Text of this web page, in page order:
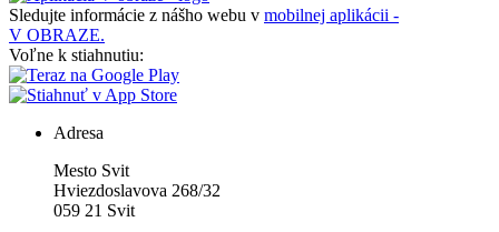
Sledujte informácie z nášho webu v mobilnej aplikácii -
V OBRAZE.
Voľne k stiahnutiu:
Adresa
Mesto Svit
Hviezdoslavova 268/32
059 21 Svit